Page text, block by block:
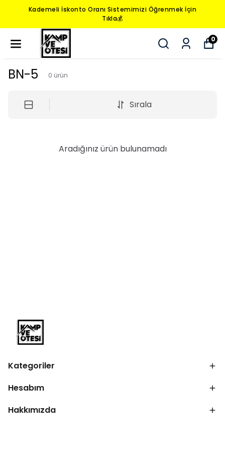
Kademeli İskonto Oranı Sistemimizi Öğrenmek İçin
Tıkla💰
0
BN-5 0 ürün
Sırala
Aradığınız ürün bulunamadı
Kategoriler
Hesabım
Hakkımızda